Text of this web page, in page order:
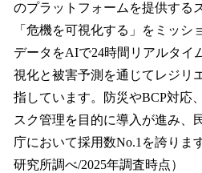
のプラットフォームを提供する
「危機を可視化する」をミッシ
データをAIで24時間リアルタイ
視化と被害予測を通じてレジリ
指しています。防災やBCP対応
スク管理を目的に導入が進み、
庁において採用数No.1を誇りま
研究所調べ/2025年調査時点）